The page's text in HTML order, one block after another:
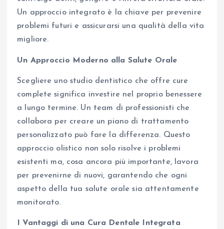
Un approccio integrato è la chiave per prevenire
problemi futuri e assicurarsi una qualità della vita
migliore.
Un Approccio Moderno alla Salute Orale
Scegliere uno studio dentistico che offre cure
complete significa investire nel proprio benessere
a lungo termine. Un team di professionisti che
collabora per creare un piano di trattamento
personalizzato può fare la differenza. Questo
approccio olistico non solo risolve i problemi
esistenti ma, cosa ancora più importante, lavora
per prevenirne di nuovi, garantendo che ogni
aspetto della tua salute orale sia attentamente
monitorato.
I Vantaggi di una Cura Dentale Integrata